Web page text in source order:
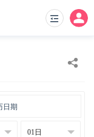
日期